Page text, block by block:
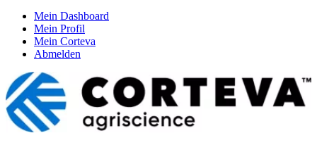
Mein Dashboard
Mein Profil
Mein Corteva
Abmelden